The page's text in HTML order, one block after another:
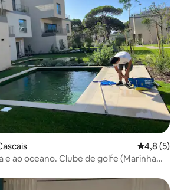
4,8 de
4,8 (5)
e ao oceano. Clube de golfe (Marinha